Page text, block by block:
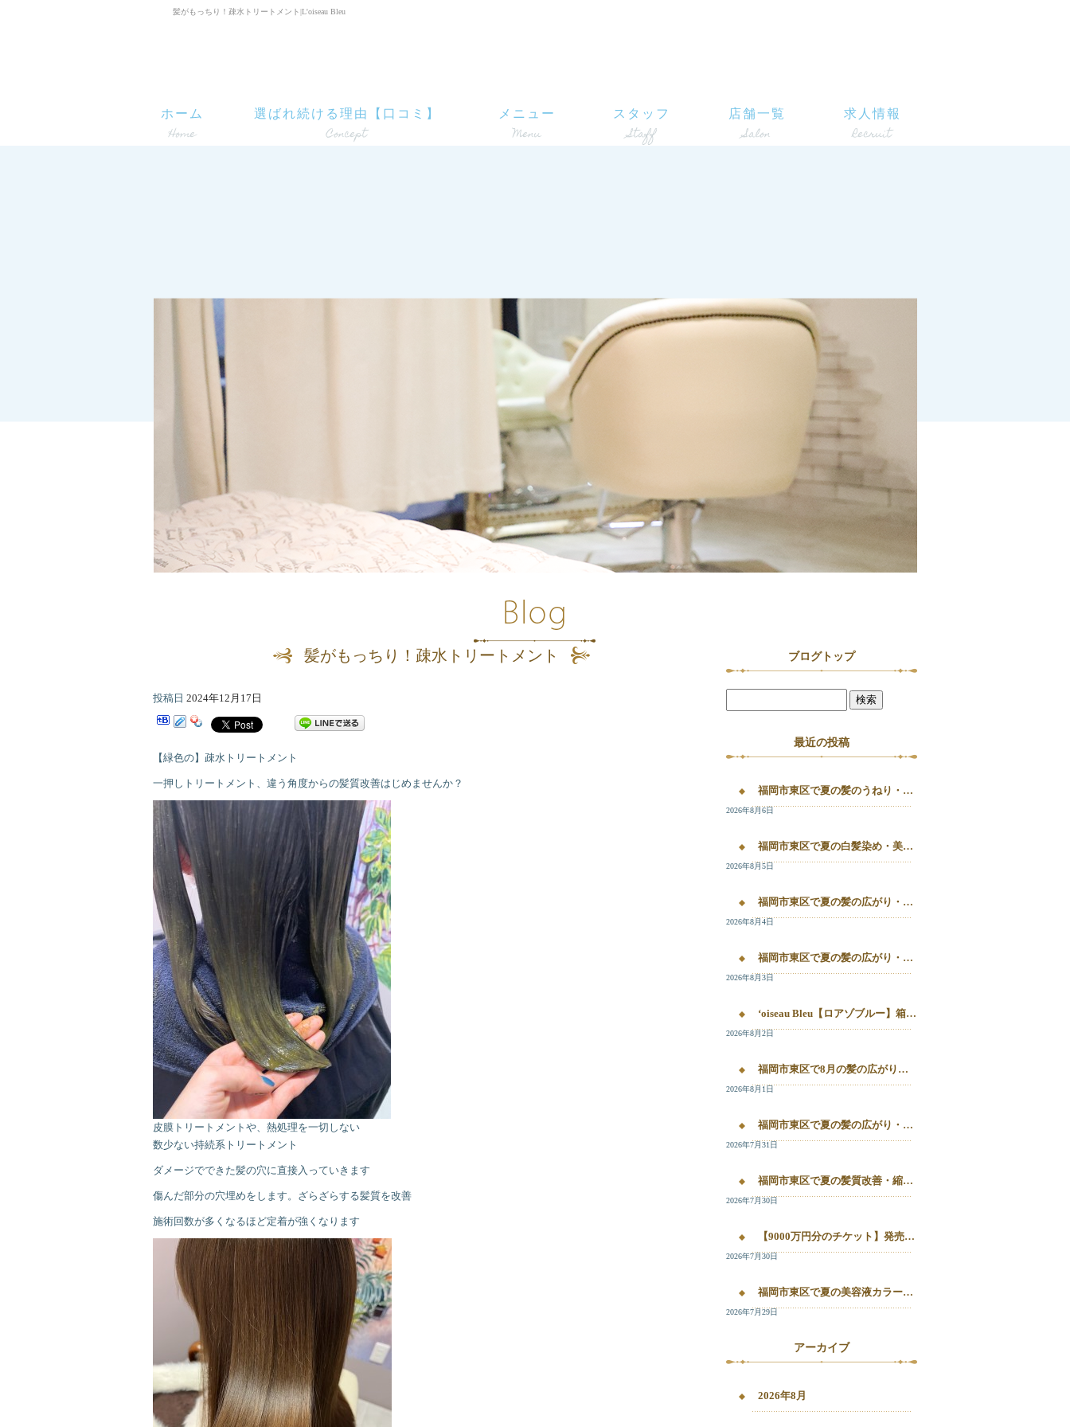
髪がもっちり！疎水トリートメント|L'oiseau Bleu
ホーム 選ばれ続ける理由【口コミ】 メニュー スタッフ 店舗一覧 求人情報
髪がもっちり！疎水トリートメント
投稿日 2024年12月17日
【緑色の】疎水トリートメント
一押しトリートメント、違う角度からの髪質改善はじめませんか？
皮膜トリートメントや、熱処理を一切しない
数少ない持続系トリートメント
ダメージでできた髪の穴に直接入っていきます
傷んだ部分の穴埋めをします。ざらざらする髪質を改善
施術回数が多くなるほど定着が強くなります
ブログトップ
最近の投稿
福岡市東区で夏の髪のうねり・白髪染め・美容液カラーを相談するなら｜箱崎・千早のL’oiseau Bleu
2026年8月6日
福岡市東区で夏の白髪染め・美容液カラー・髪質改善を相談したい方へ｜箱崎・千早のL’oiseau Bleu
2026年8月5日
福岡市東区で夏の髪の広がり・白髪染め・美容液カラーを相談したい方へ｜箱崎・千早のL’oiseau Bleu
2026年8月4日
福岡市東区で夏の髪の広がり・白髪染め・美容液カラーを相談したい方へ｜箱崎・千早のL’oiseau Bleu
2026年8月3日
‘oiseau Bleu【ロアゾブルー】箱崎店】 福岡市東区箱崎で、夏の白髪染めやカラー後の毛先のパサつき、髪の艶不足が気になる方へ。
2026年8月2日
福岡市東区で8月の髪の広がり・白髪染め・美容液カラーを相談するなら
2026年8月1日
福岡市東区で夏の髪の広がり・白髪染め・美容液カラーを相談したい方へ｜箱崎・千早のL’oiseau Bleu
2026年7月31日
福岡市東区で夏の髪質改善・縮毛矯正・美容液カラーを相談したい方へ｜箱崎・千早の全席個室美容室ロアゾブルー
2026年7月30日
【9000万円分のチケット】発売開始！！20%OFFで施術が受けられます！
2026年7月30日
福岡市東区で夏の美容液カラー・白髪染め・髪質改善縮毛矯正を相談したい方へ
2026年7月29日
アーカイブ
2026年8月